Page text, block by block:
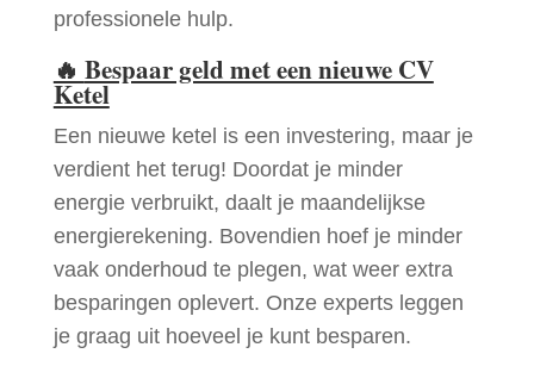
professionele hulp.
🔥 Bespaar geld met een nieuwe CV
Ketel
Een nieuwe ketel is een investering, maar je
verdient het terug! Doordat je minder
energie verbruikt, daalt je maandelijkse
energierekening. Bovendien hoef je minder
vaak onderhoud te plegen, wat weer extra
besparingen oplevert. Onze experts leggen
je graag uit hoeveel je kunt besparen.